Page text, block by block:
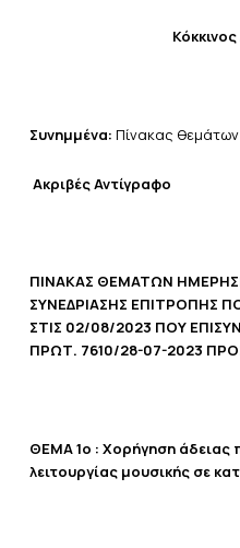
Συνημμένα: Πίνακας
Ακριβές Αντίγραφο
ΠΙΝΑΚΑΣ ΘΕΜΑΤΩΝ
ΣΥΝΕΔΡΙΑΣΗΣ ΕΠΙΤΡΟΠΗΣ
ΣΤΙΣ 02/08/2023 ΠΟΥ
ΠΡΩΤ. 7610/28-07-2023
ΘΕΜΑ 1ο : Χορήγηση
λειτουργίας μουσικής σε